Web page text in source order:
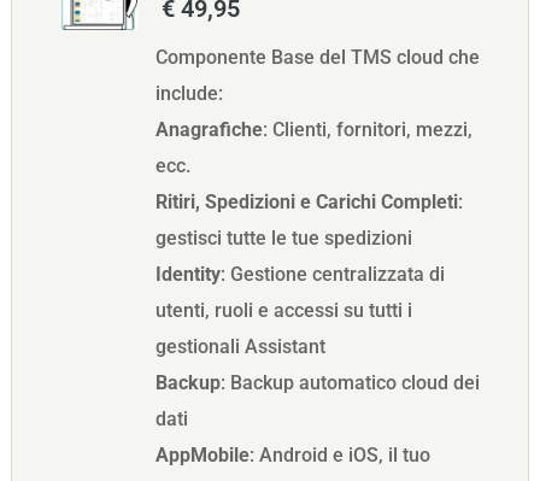
€ 49,95
Componente Base del TMS cloud che
include:
Anagrafiche: Clienti, fornitori, mezzi,
ecc.
Ritiri, Spedizioni e Carichi Completi:
gestisci tutte le tue spedizioni
Identity: Gestione centralizzata di
utenti, ruoli e accessi su tutti i
gestionali Assistant
Backup: Backup automatico cloud dei
dati
AppMobile: Android e iOS, il tuo